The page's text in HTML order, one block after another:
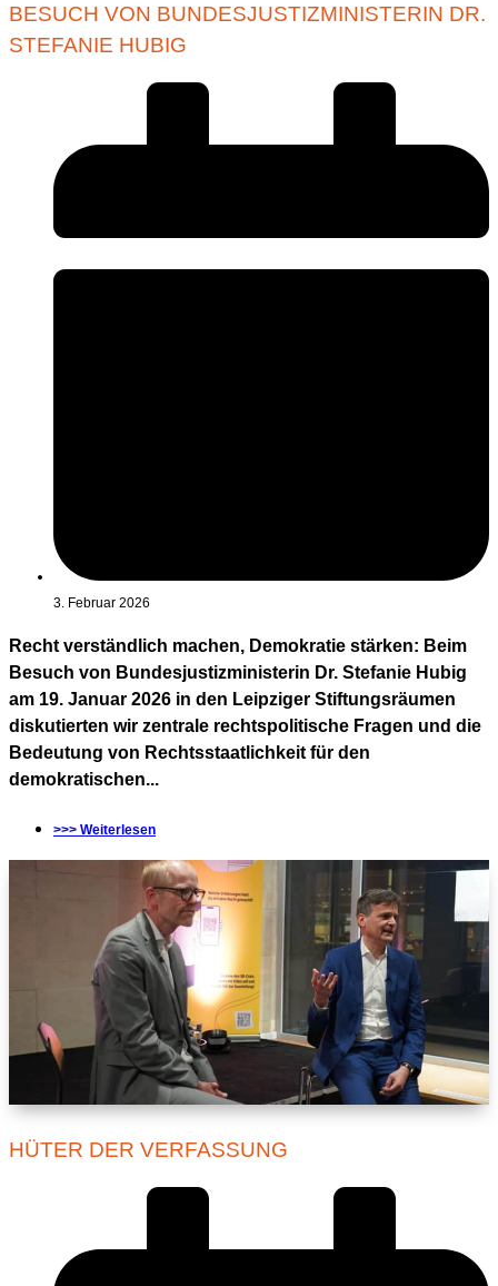
BESUCH VON BUNDESJUSTIZMINISTERIN DR.
STEFANIE HUBIG
3. Februar 2026
Recht verständlich machen, Demokratie stärken: Beim
Besuch von Bundesjustizministerin Dr. Stefanie Hubig
am 19. Januar 2026 in den Leipziger Stiftungsräumen
diskutierten wir zentrale rechtspolitische Fragen und die
Bedeutung von Rechtsstaatlichkeit für den
demokratischen...
>>> Weiterlesen
HÜTER DER VERFASSUNG